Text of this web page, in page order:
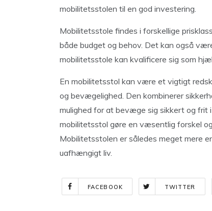
mobilitetsstolen til en god investering.
Mobilitetsstole findes i forskellige
både budget og behov. Det kan også
mobilitetsstole kan kvalificere sig som
En mobilitetsstol kan være et vigtigt
og bevægelighed. Den kombinerer
mulighed for at bevæge sig sikkert og frit
mobilitetsstol gøre en væsentlig forskel
Mobilitetsstolen er således meget mere
uafhængigt liv.
FACEBOOK TWITTER